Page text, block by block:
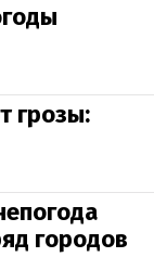
грозы:
городов